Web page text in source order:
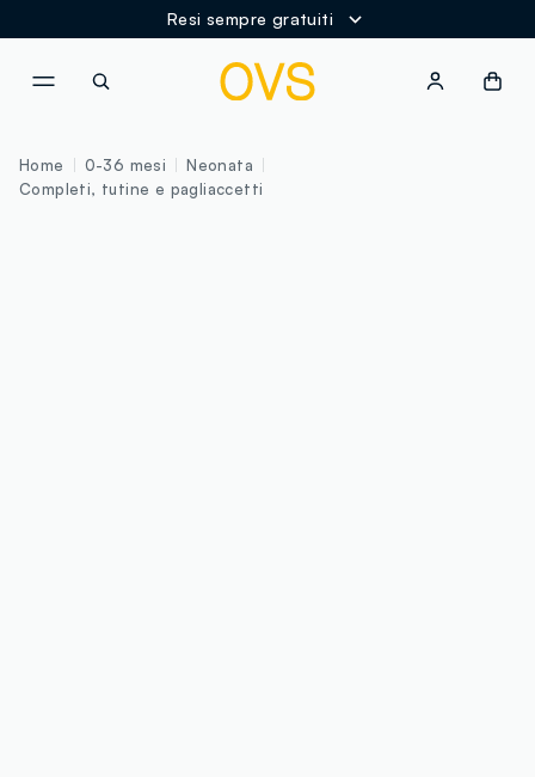
Resi sempre gratuiti
Home 0-36 mesi
Neonata
Completi, tutine e pagliaccetti